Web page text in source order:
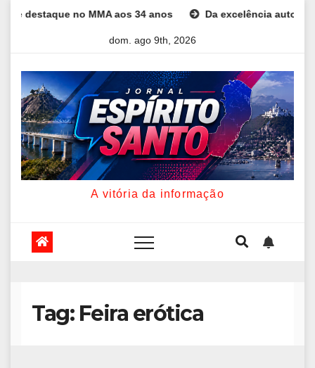
no MMA aos 34 anos Da excelência automotiva à
dom. ago 9th, 2026
A vitória da informação
Tag: Feira erótica